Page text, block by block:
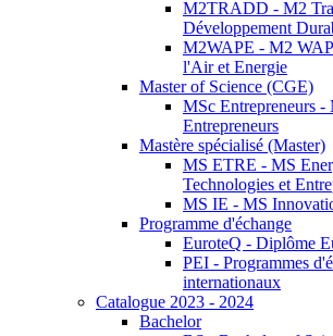
M2TRADD - M2
Développement
M2WAPE - M2
l'Air et Energie
Master of Science (CGE)
MSc Entrepreneurs
Entrepreneurs
Mastère spécialisé (Master)
MS ETRE - MS
Technologies et
MS IE - MS
Programme d'échange
EuroteQ - Diplôme
PEI - Programmes
internationaux
Catalogue 2023 - 2024
Bachelor